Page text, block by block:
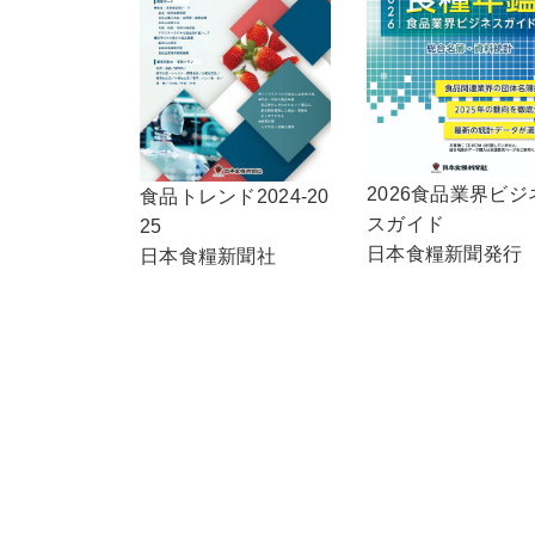
食品トレンド2024-20
25
日本食糧新聞社
2026食品業界ビジ
スガイド
日本食糧新聞発行